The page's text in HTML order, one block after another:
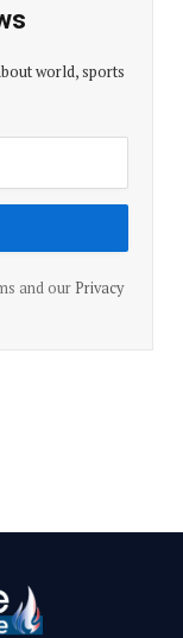
world, sports
and our Privacy